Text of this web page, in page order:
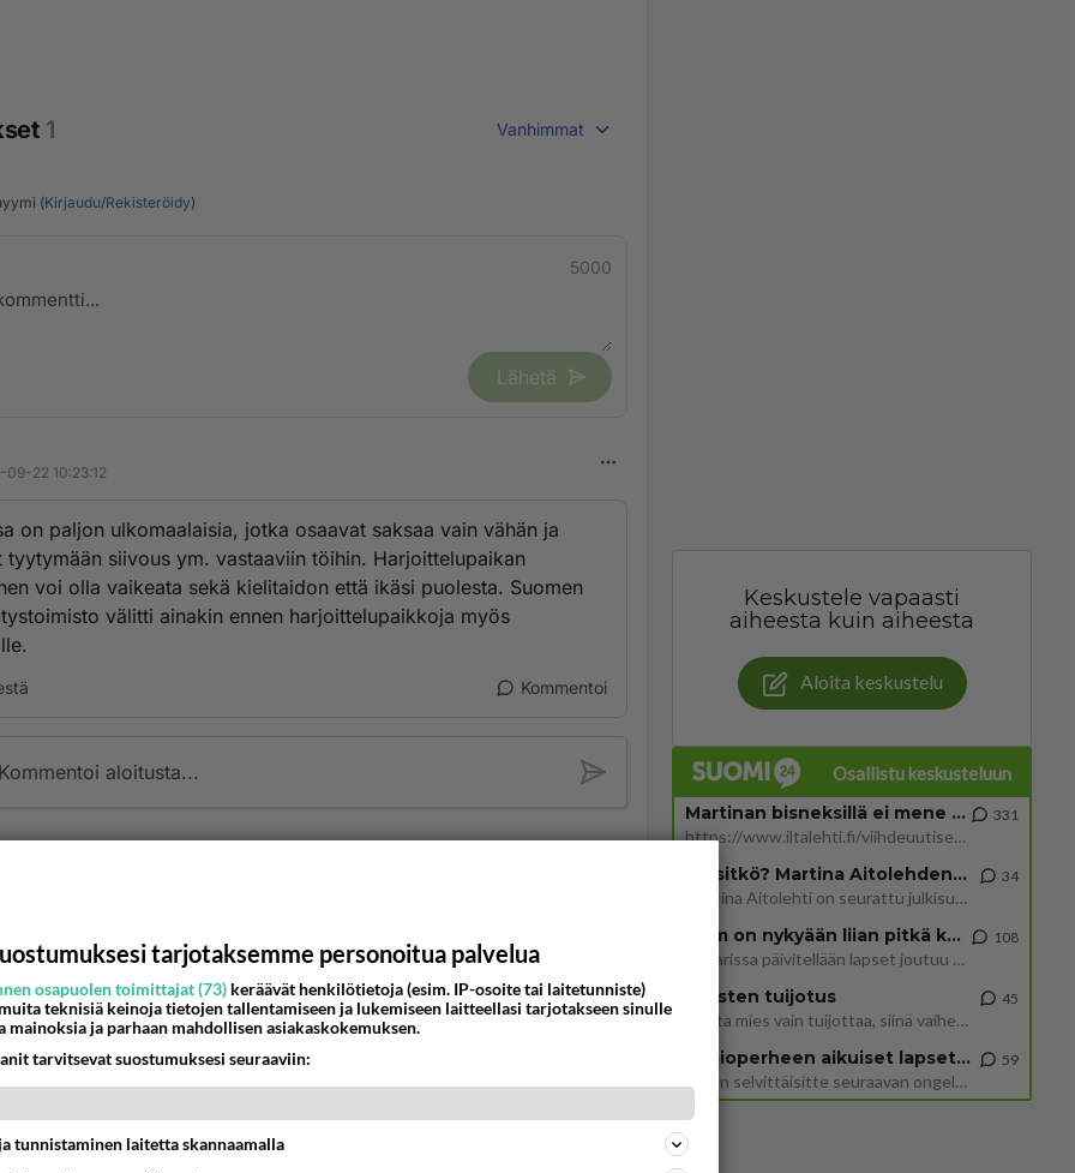
1 Vanhimmat
(Kirjaudu/Rekisteröidy)
5000
Lähetä
09-22 10:23:12
on paljon ulkomaalaisia, jotka osaavat saksaa vain vähän ja
tyytymään siivous ym. vastaaviin töihin. Harjoittelupaikan
voi olla vaikeata sekä kielitaidon että ikäsi puolesta. Suomen
välitti ainakin ennen harjoittelupaikkoja myös
Kommentoi
Kommentoi aloitusta...
KESKUSTELUT
KUUKAUSI
ei voita reilusti, persut kumoavat demokratian Suomesta
Maailman menoa
Keskustele vapaasti
aiheesta kuin aiheesta
Aloita keskustelu
Osallistu keskusteluun
Martinan bisneksillä ei mene hyvin
https://www.iltalehti.fi/viihdeuutiset/a/c46da6ab-340f-4790-aaa7-0865eed2336 Yrityksen konkurssihakemus on tullut kärä
331
Tiesitkö? Martina Aitolehden isäpuoli on tämä suosittu laulaja
Martina Aitolehti on seurattu julkisuuden henkilö. Lähipiiriin mahtuu muitakin tunnettuja henkilöitä. Tiesitkö, että Ma
34
2 km on nykyään liian pitkä koulumatka
Hesarissa päivitellään lapset joutuu nyt kulkemaan 2 km kouluun jösses. Ruostefillarilla tuo matka menee vaikka miten äk
108
Miesten tuijotus
Mutta mies vain tuijottaa, siinä vaiheessa käännän itse pään pois. Mikä juttu? Yleensä jos joku tuijottaa tai katsoo, hä
45
Uusioperheen aikuiset lapset tyhjentää jääkaapin käydessään
Miten selvittäisitte seuraavan ongelman, meillä on uusioperhe, minulla teini-ikäiset lapset ja puolisolla aikuiset, jotk
59
tarjotaksemme personoitua palvelua
osapuolen toimittajat (73) keräävät henkilötietoja (esim. IP-osoite tai laitetunniste)
teknisiä keinoja tietojen tallentamiseen ja lukemiseen laitteellasi tarjotakseen sinulle
ja parhaan mahdollisen asiakaskokemuksen.
tarvitsevat suostumuksesi seuraaviin:
tunnistaminen laitetta skannaamalla